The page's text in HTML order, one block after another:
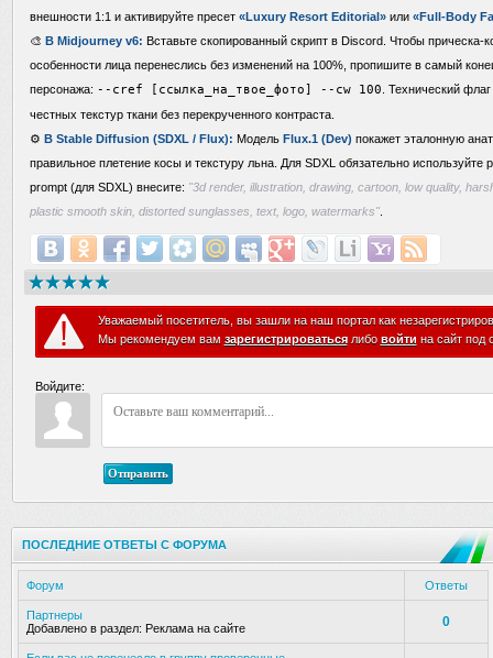
внешности 1:1 и активируйте пресет «Luxury Resort Editorial» или «Full-Body
🎨 В Midjourney v6: Вставьте скопированный скрипт в Discord. Чтобы прическа-
особенности лица перенеслись без изменений на 100%, пропишите в самый
персонажа: --cref [ссылка_на_твое_фото] --cw 100 . Технический флаг
честных текстур ткани без перекрученного контраста.
⚙️ В Stable Diffusion (SDXL / Flux): Модель Flux.1 (Dev) покажет эталонную
правильное плетение косы и текстуру льна. Для SDXL обязательно
prompt (для SDXL) внесите: "3d render, illustration, drawing, cartoon, low quality,
plastic smooth skin, distorted sunglasses, text, logo, watermarks"
Уважаемый посетитель, вы зашли на наш портал как
Мы рекомендуем вам зарегистрироватьсялибо войти на сайт под
Войдите:
Отправить
ПОСЛЕДНИЕ ОТВЕТЫ С ФОРУМА
Форум Ответы
Партнеры
Добавлено в раздел: Реклама на сайте 0